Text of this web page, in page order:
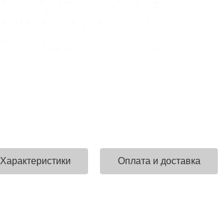
Характеристики Оплата и доставка